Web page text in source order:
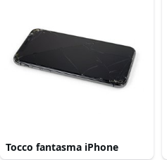
Tocco fantasma iPhone